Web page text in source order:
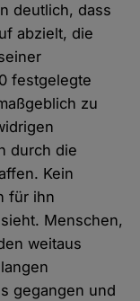
deutlich, dass
abzielt, die
festgelegte
zu
durch die
Kein
für ihn
Menschen,
weitaus
gegangen und